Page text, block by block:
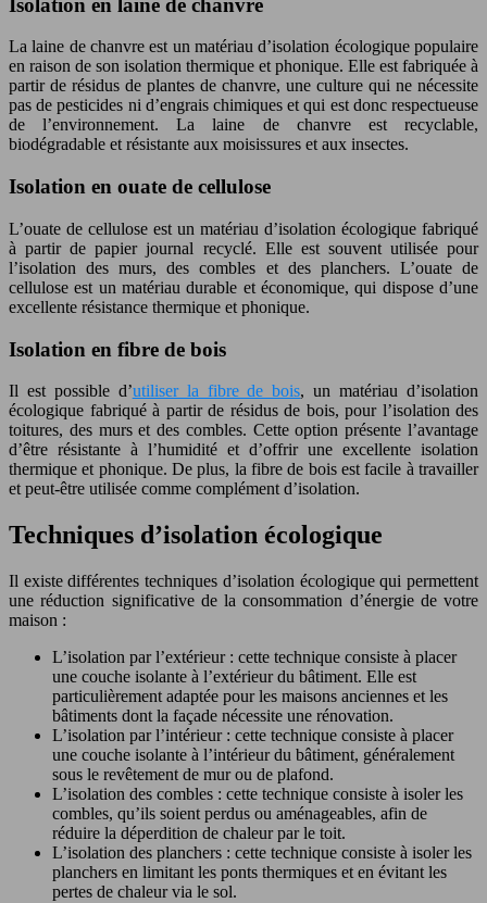
La laine de chanvre est un matériau d’isolation écologique populaire
en raison de son isolation thermique et phonique. Elle est fabriquée à
partir de résidus de plantes de chanvre, une culture qui ne nécessite
pas de pesticides ni d’engrais chimiques et qui est donc respectueuse
de l’environnement. La laine de chanvre est recyclable,
biodégradable et résistante aux moisissures et aux insectes.
Isolation en ouate de cellulose
L’ouate de cellulose est un matériau d’isolation écologique fabriqué
à partir de papier journal recyclé. Elle est souvent utilisée pour
l’isolation des murs, des combles et des planchers. L’ouate de
cellulose est un matériau durable et économique, qui dispose d’une
excellente résistance thermique et phonique.
Isolation en fibre de bois
Il est possible d’utiliser la fibre de bois, un matériau d’isolation
écologique fabriqué à partir de résidus de bois, pour l’isolation des
toitures, des murs et des combles. Cette option présente l’avantage
d’être résistante à l’humidité et d’offrir une excellente isolation
thermique et phonique. De plus, la fibre de bois est facile à travailler
et peut-être utilisée comme complément d’isolation.
Techniques d’isolation écologique
Il existe différentes techniques d’isolation écologique qui permettent
une réduction significative de la consommation d’énergie de votre
maison :
L’isolation par l’extérieur : cette technique consiste à placer
une couche isolante à l’extérieur du bâtiment. Elle est
particulièrement adaptée pour les maisons anciennes et les
bâtiments dont la façade nécessite une rénovation.
L’isolation par l’intérieur : cette technique consiste à placer
une couche isolante à l’intérieur du bâtiment, généralement
sous le revêtement de mur ou de plafond.
L’isolation des combles : cette technique consiste à isoler les
combles, qu’ils soient perdus ou aménageables, afin de
réduire la déperdition de chaleur par le toit.
L’isolation des planchers : cette technique consiste à isoler les
planchers en limitant les ponts thermiques et en évitant les
pertes de chaleur via le sol.